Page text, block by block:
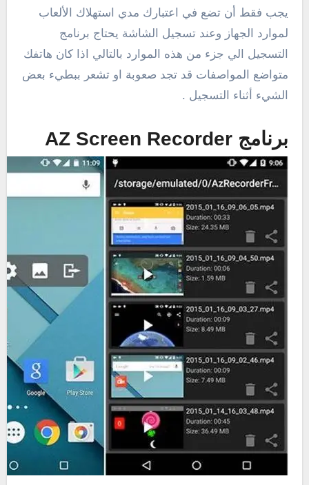
يجب فقط أن تضع في اعتبارك مدي استهلاك الألعاب
لموارد الجهاز وعند تسجيل الشاشة يحتاج برنامج
التسجيل الي جزء من هذه الموارد بالتالي اذا كان هاتفك
متواضع المواصفات قد تجد صعوبة او تشعر ببطيء بعض
الشيء أثناء التسجيل .
برنامج AZ Screen Recorder